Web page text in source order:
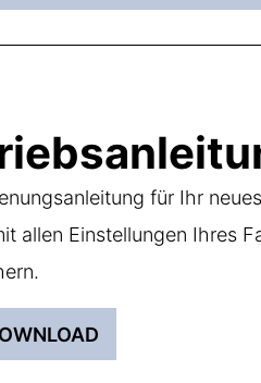
für Ihr
allen Einstellungen Ihres